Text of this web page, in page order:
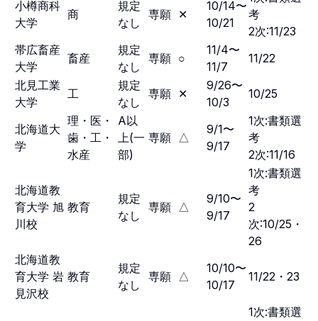
小樽商科
大学
商
規定
なし
専願 ✕
10/14〜
10/21
考
2次:11/23
帯広畜産
大学
畜産
規定
なし
専願 ○
11/4〜
11/7
11/22
北見工業
大学
工
規定
なし
専願 ✕
9/26〜
10/3
10/25
北海道大
学
理・医・
歯・工・
水産
A以
上(一
部)
専願 △
9/1〜
9/17
1次:書類選
考
2次:11/16
北海道教
育大学 旭
川校
教育
規定
なし
専願 △
9/10〜
9/17
1次:書類選
考
2
次:10/25・
26
北海道教
育大学 岩
見沢校
教育
規定
なし
専願 △
10/10〜
10/17
11/22・23
1次:書類選